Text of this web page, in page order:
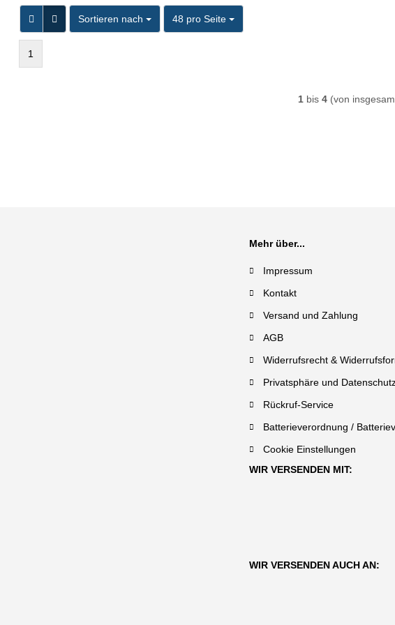
Sortieren nach
Sortieren nach 48 pro Seite
pro Seite
1
1bis 4(von
Mehr über...
Impressum
Kontakt
Versand und Zahlung
AGB
Widerrufsrecht &
Privatsphäre und
Rückruf-Service
Batterieverordnung /
Cookie Einstellungen
WIR VERSENDEN MIT:
WIR VERSENDEN AUCH AN: